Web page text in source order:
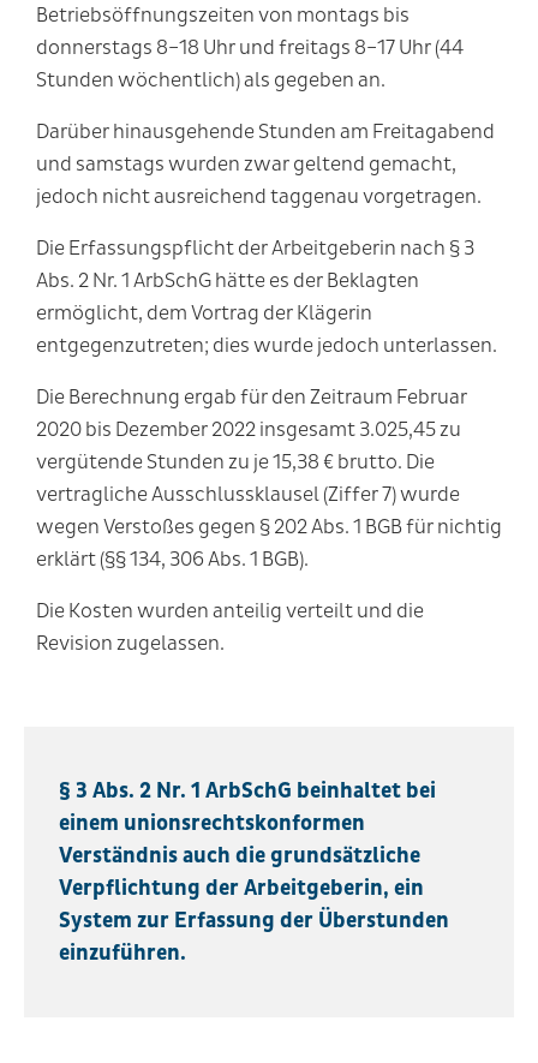
Betriebsöffnungszeiten von montags bis
donnerstags 8–18 Uhr und freitags 8–17 Uhr (44
Stunden wöchentlich) als gegeben an.
Darüber hinausgehende Stunden am Freitagabend
und samstags wurden zwar geltend gemacht,
jedoch nicht ausreichend taggenau vorgetragen.
Die Erfassungspflicht der Arbeitgeberin nach § 3
Abs. 2 Nr. 1 ArbSchG hätte es der Beklagten
ermöglicht, dem Vortrag der Klägerin
entgegenzutreten; dies wurde jedoch unterlassen.
Die Berechnung ergab für den Zeitraum Februar
2020 bis Dezember 2022 insgesamt 3.025,45 zu
vergütende Stunden zu je 15,38 € brutto. Die
vertragliche Ausschlussklausel (Ziffer 7) wurde
wegen Verstoßes gegen § 202 Abs. 1 BGB für nichtig
erklärt (§§ 134, 306 Abs. 1 BGB).
Die Kosten wurden anteilig verteilt und die
Revision zugelassen.
§ 3 Abs. 2 Nr. 1 ArbSchG beinhaltet bei
einem unionsrechtskonformen
Verständnis auch die grundsätzliche
Verpflichtung der Arbeitgeberin, ein
System zur Erfassung der Überstunden
einzuführen.